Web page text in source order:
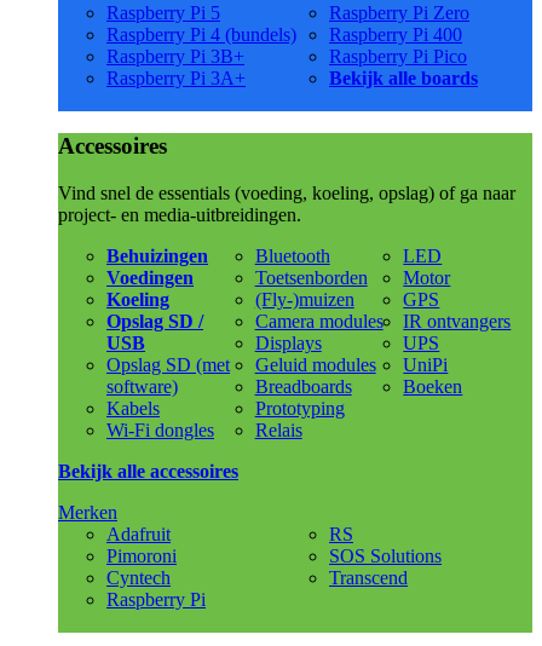
Raspberry Pi 5
Raspberry Pi 4 (bundels)
Raspberry Pi 3B+
Raspberry Pi 3A+
Raspberry Pi Zero
Raspberry Pi 400
Raspberry Pi Pico
Bekijk alle boards
Accessoires
Vind snel de essentials (voeding, koeling, opslag) of ga naar
project- en media-uitbreidingen.
Behuizingen
Voedingen
Koeling
Opslag SD /
USB
Opslag SD (met
software)
Kabels
Wi-Fi dongles
Bluetooth
Toetsenborden
(Fly-)muizen
Camera modules
Displays
Geluid modules
Breadboards
Prototyping
Relais
LED
Motor
GPS
IR ontvangers
UPS
UniPi
Boeken
Bekijk alle accessoires
Merken
Adafruit
Pimoroni
Cyntech
Raspberry Pi
RS
SOS Solutions
Transcend